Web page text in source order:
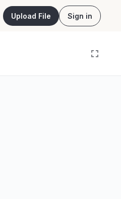
Upload File Sign in